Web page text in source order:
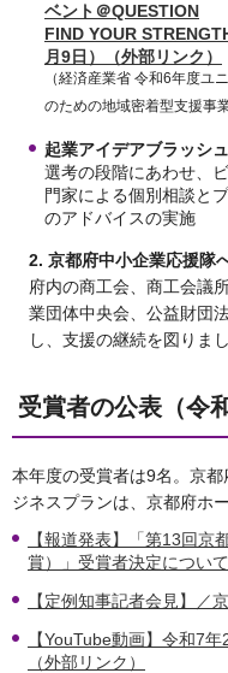
ベント＠QUESTION
FIND YOUR
月9日）（外部リンク）
（経済産業省 令和6年度ユ
のための地域密着型支援事業
起業アイデアブラッシ
選考の段階にあわせ、
門家による個別相談と
のアドバイスの実施
2. 京都府中小企業応援隊
府内の商工会、商工会議
業団体中央会、公益財団
し、支援の継続を図りまし
受賞者の公表（令
本年度の受賞者は9名。京
ジネスプランは、京都府ホ
【報道発表】「第13回京
賞）」受賞者決定について
【定例知事記者会見】／
【YouTube動画】令和7
（外部リンク）